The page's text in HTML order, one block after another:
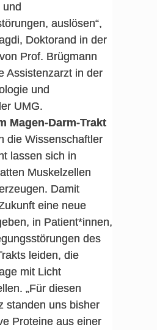
auslösen“,
Doktorand in der
Prof. Brügmann
Assistenzarzt in der
und
UMG.
Magen-Darm-Trakt
die Wissenschaftler
lassen sich in
Muskelzellen
Damit
eine neue
in Patient*innen,
des
leiden, die
mit Licht
„Für diesen
standen uns bisher
Proteine aus einer